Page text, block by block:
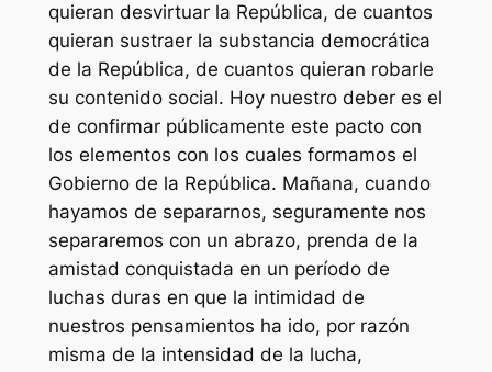
quieran desvirtuar la República, de cuantos
quieran sustraer la substancia democrática
de la República, de cuantos quieran robarle
su contenido social. Hoy nuestro deber es el
de confirmar públicamente este pacto con
los elementos con los cuales formamos el
Gobierno de la República. Mañana, cuando
hayamos de separarnos, seguramente nos
separaremos con un abrazo, prenda de la
amistad conquistada en un período de
luchas duras en que la intimidad de
nuestros pensamientos ha ido, por razón
misma de la intensidad de la lucha,